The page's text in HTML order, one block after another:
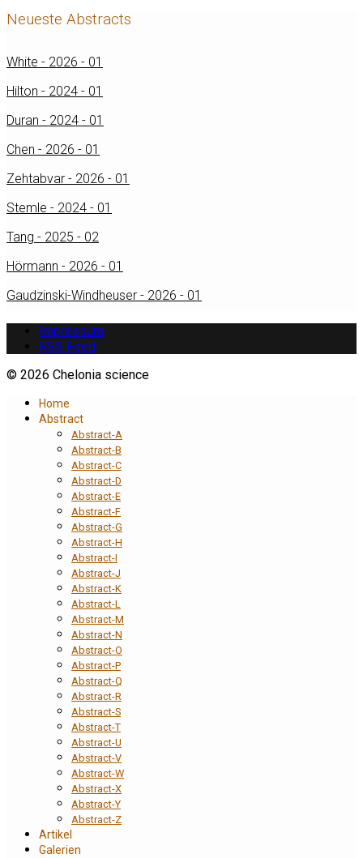
Neueste Abstracts
White - 2026 - 01
Hilton - 2024 - 01
Duran - 2024 - 01
Chen - 2026 - 01
Zehtabvar - 2026 - 01
Stemle - 2024 - 01
Tang - 2025 - 02
Hörmann - 2026 - 01
Gaudzinski-Windheuser - 2026 - 01
Impressum
RSS Feed
© 2026 Chelonia science
Home
Abstract
Abstract-A
Abstract-B
Abstract-C
Abstract-D
Abstract-E
Abstract-F
Abstract-G
Abstract-H
Abstract-I
Abstract-J
Abstract-K
Abstract-L
Abstract-M
Abstract-N
Abstract-O
Abstract-P
Abstract-Q
Abstract-R
Abstract-S
Abstract-T
Abstract-U
Abstract-V
Abstract-W
Abstract-X
Abstract-Y
Abstract-Z
Artikel
Galerien